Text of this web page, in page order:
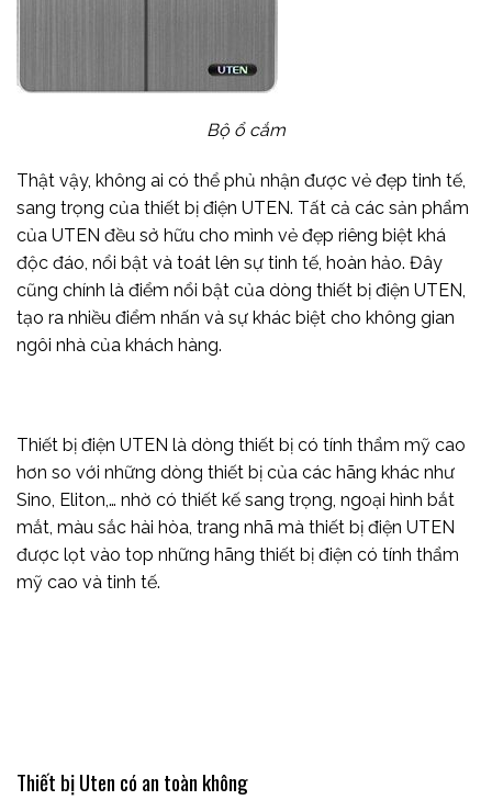
Bộ ổ cắm
Thật vậy, không ai có thể phủ nhận được vẻ đẹp tinh tế,
sang trọng của thiết bị điện UTEN. Tất cả các sản phẩm
của UTEN đều sở hữu cho mình vẻ đẹp riêng biệt khá
độc đáo, nổi bật và toát lên sự tinh tế, hoàn hảo. Đây
cũng chính là điểm nổi bật của dòng thiết bị điện UTEN,
tạo ra nhiều điểm nhấn và sự khác biệt cho không gian
ngôi nhà của khách hàng.
Thiết bị điện UTEN là dòng thiết bị có tính thẩm mỹ cao
hơn so với những dòng thiết bị của các hãng khác như
Sino, Eliton,… nhờ có thiết kế sang trọng, ngoại hình bắt
mắt, màu sắc hài hòa, trang nhã mà thiết bị điện UTEN
được lọt vào top những hãng thiết bị điện có tính thẩm
mỹ cao và tinh tế.
Thiết bị Uten có an toàn không